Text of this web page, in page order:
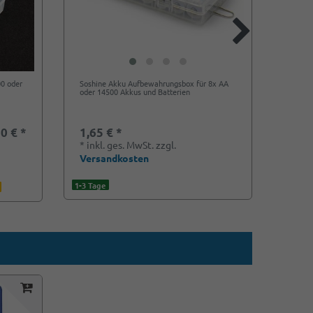
oder
€ *
Soshine Akku Aufbewahrungsbox für 8x AA
oder 14500 Akkus und Batterien
1,65 € *
* inkl. ges. MwSt. zzgl.
Versandkosten
1-3 Tage